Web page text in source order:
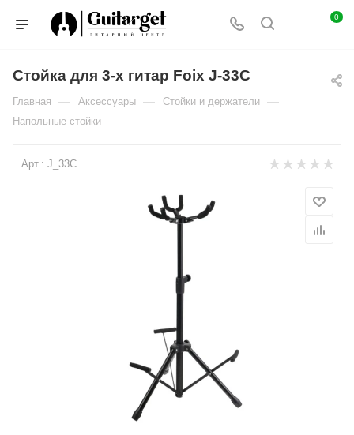
0
Стойка для 3-х гитар Foix J-33С
Главная — Аксессуары — Стойки и держатели —
Напольные стойки
Арт.: J_33С